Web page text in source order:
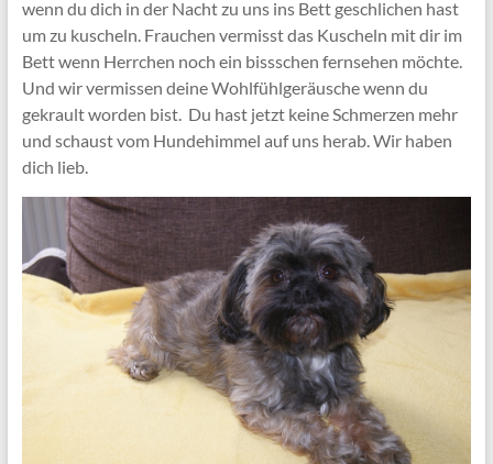
wenn du dich in der Nacht zu uns ins Bett geschlichen hast
um zu kuscheln. Frauchen vermisst das Kuscheln mit dir im
Bett wenn Herrchen noch ein bissschen fernsehen möchte.
Und wir vermissen deine Wohlfühlgeräusche wenn du
gekrault worden bist. Du hast jetzt keine Schmerzen mehr
und schaust vom Hundehimmel auf uns herab. Wir haben
dich lieb.